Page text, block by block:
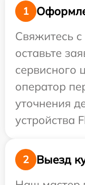
1
Свяжитесь
оставьте
сервисного
оператор
уточнения
устройства
2
Выезд